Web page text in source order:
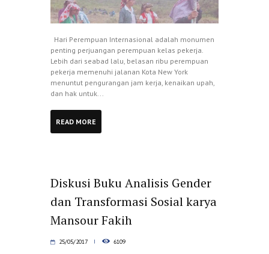
Hari Perempuan Internasional adalah monumen
penting perjuangan perempuan kelas pekerja.
Lebih dari seabad lalu, belasan ribu perempuan
pekerja memenuhi jalanan Kota New York
menuntut pengurangan jam kerja, kenaikan upah,
dan hak untuk...
READ MORE
Diskusi Buku Analisis Gender
dan Transformasi Sosial karya
Mansour Fakih
25/05/2017 6109